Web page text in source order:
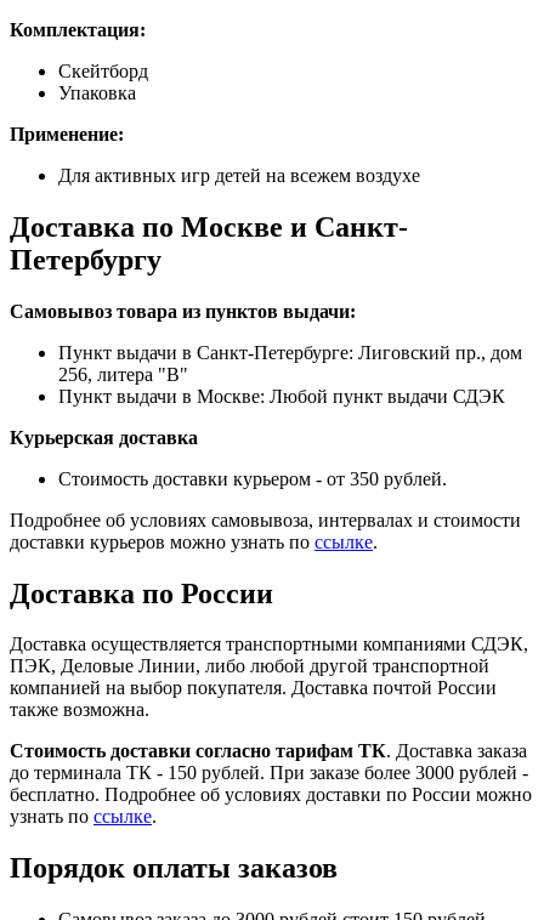
Комплектация:
Скейтборд
Упаковка
Применение:
Для активных игр детей на всежем воздухе
Доставка по Москве и Санкт-
Петербургу
Самовывоз товара из пунктов выдачи:
Пункт выдачи в Санкт-Петербурге: Лиговский пр., дом
256, литера "В"
Пункт выдачи в Москве: Любой пункт выдачи СДЭК
Курьерская доставка
Стоимость доставки курьером - от 350 рублей.
Подробнее об условиях самовывоза, интервалах и стоимости
доставки курьеров можно узнать по ссылке.
Доставка по России
Доставка осуществляется транспортными компаниями СДЭК,
ПЭК, Деловые Линии, либо любой другой транспортной
компанией на выбор покупателя. Доставка почтой России
также возможна.
Стоимость доставки согласно тарифам ТК. Доставка заказа
до терминала ТК - 150 рублей. При заказе более 3000 рублей -
бесплатно. Подробнее об условиях доставки по России можно
узнать по ссылке.
Порядок оплаты заказов